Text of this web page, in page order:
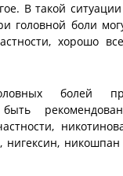
В такой
головной боли
хорошо
болей
нигексин,